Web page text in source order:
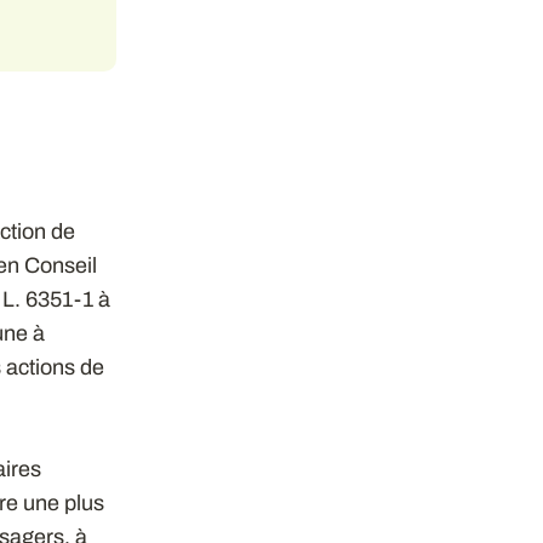
de
Conseil
6351-1 à
à
actions de
une plus
à